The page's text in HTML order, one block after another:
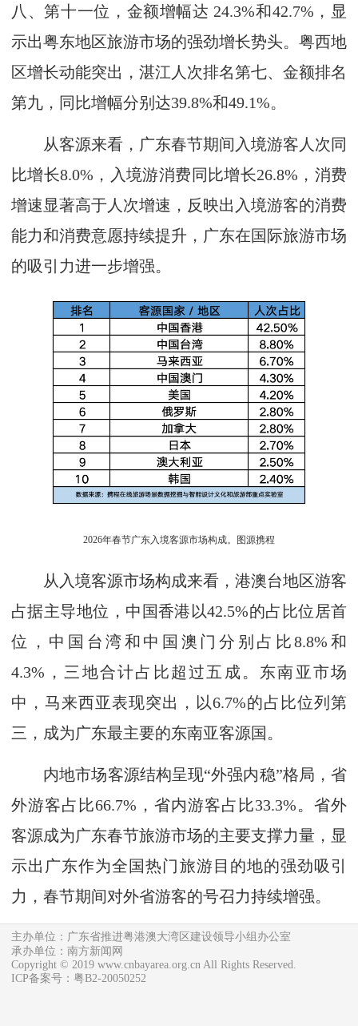
八、第十一位，金额增幅达 24.3%和42.7%，显
示出粤东地区旅游市场的强劲增长势头。粤西地
区增长动能突出，湛江人次排名第七、金额排名
第九，同比增幅分别达39.8%和49.1%。
从客源来看，广东春节期间入境游客人次同
比增长8.0%，入境游消费同比增长26.8%，消费
增速显著高于人次增速，反映出入境游客的消费
能力和消费意愿持续提升，广东在国际旅游市场
的吸引力进一步增强。
2026年春节广东入境客源市场构成。图源携程
从入境客源市场构成来看，港澳台地区游客
占据主导地位，中国香港以42.5%的占比位居首
位，中国台湾和中国澳门分别占比8.8%和
4.3%，三地合计占比超过五成。东南亚市场
中，马来西亚表现突出，以6.7%的占比位列第
三，成为广东最主要的东南亚客源国。
内地市场客源结构呈现“外强内稳”格局，省
外游客占比66.7%，省内游客占比33.3%。省外
客源成为广东春节旅游市场的主要支撑力量，显
示出广东作为全国热门旅游目的地的强劲吸引
力，春节期间对外省游客的号召力持续增强。
主办单位：广东省推进粤港澳大湾区建设领导小组办公室
承办单位：南方新闻网
Copyright © 2019 www.cnbayarea.org.cn All Rights Reserved.
ICP备案号：粤B2-20050252